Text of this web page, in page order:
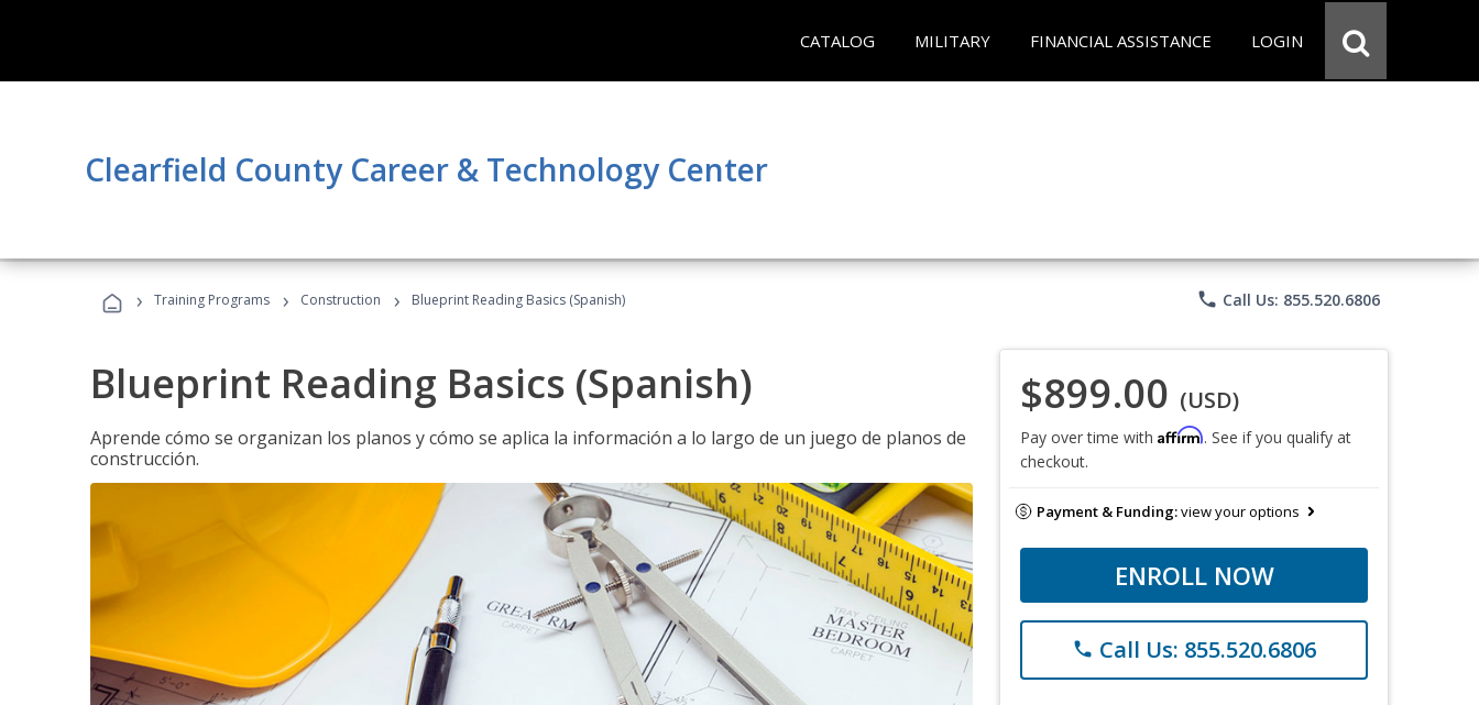
CATALOG MILITARY FINANCIAL ASSISTANCE LOGIN
Clearfield County Career & Technology Center
› Training Programs › Construction › Blueprint Reading Basics (Spanish) phone Call Us: 855.520.6806
Blueprint Reading Basics (Spanish)
Aprende cómo se organizan los planos y cómo se aplica la información a lo largo de un juego de planos de
construcción.
$899.00 (USD)
Pay over time with Affirm. See if you qualify at
checkout.
Payment & Funding:view your options
ENROLL NOW
phone Call Us: 855.520.6806